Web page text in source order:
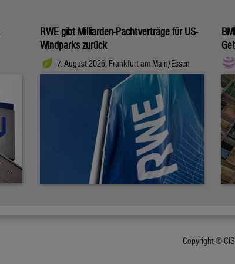
RWE gibt Milliarden-Pachtverträge für US-
Windparks zurück
7. August 2026, Frankfurt am Main/Essen
Copyright ©